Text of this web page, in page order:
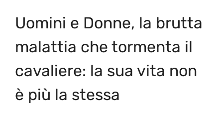
Uomini e Donne, la brutta
malattia che tormenta il
cavaliere: la sua vita non
è più la stessa